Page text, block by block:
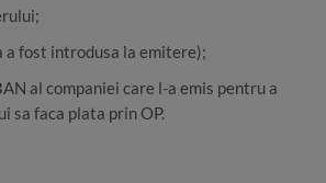
a fost introdusa la emitere);
al companiei care l-a emis pentru a
sa faca plata prin OP.